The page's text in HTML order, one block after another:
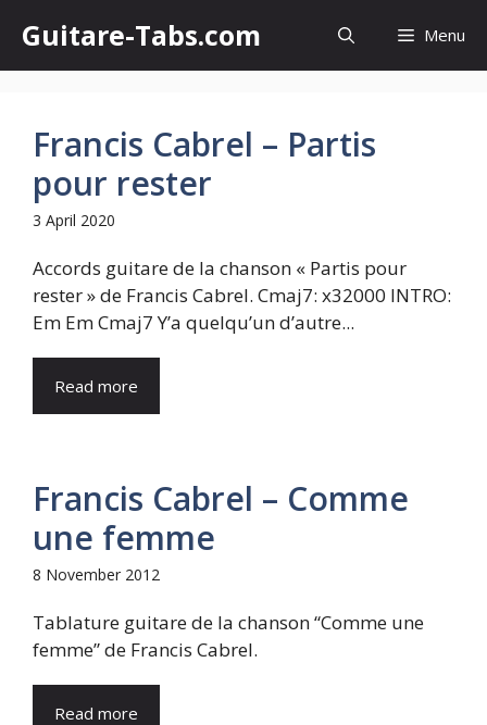
content
Guitare-Tabs.com Menu
Francis Cabrel – Partis
pour rester
3 April 2020
Accords guitare de la chanson « Partis pour
rester » de Francis Cabrel. Cmaj7: x32000 INTRO:
Em Em Cmaj7 Y’a quelqu’un d’autre...
Read more
Francis Cabrel – Comme
une femme
8 November 2012
Tablature guitare de la chanson “Comme une
femme” de Francis Cabrel.
Read more